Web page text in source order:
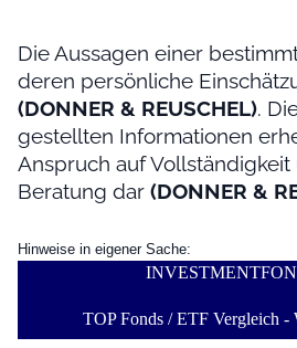
Die Aussagen einer
deren persönliche
(DONNER & REUSCHEL).
gestellten Informationen
Anspruch auf
Beratung dar (DONNER &
Hinweise in eigener Sache:
TOP Fonds / ETF Vergleich -